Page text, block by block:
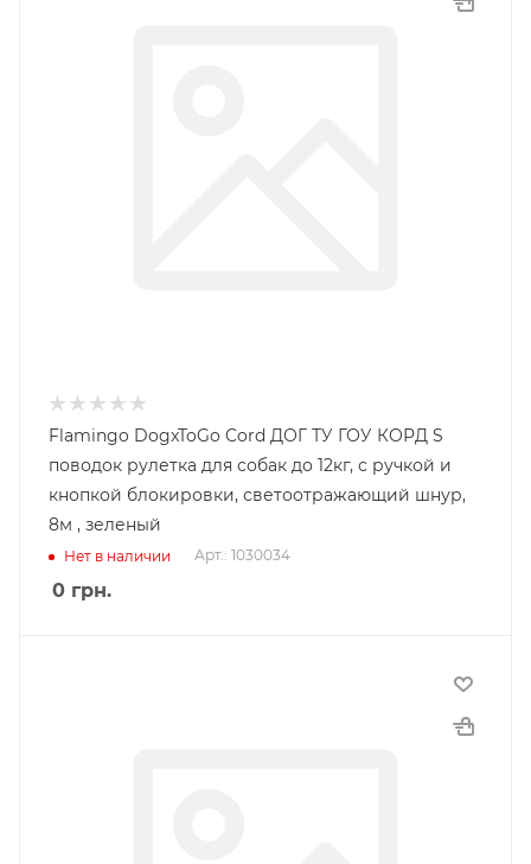
Flamingo DogxToGo Cord ДОГ ТУ ГОУ КОРД S
поводок рулетка для собак до 12кг, с ручкой и
кнопкой блокировки, светоотражающий шнур,
8м , зеленый
Нет в наличии Арт.: 1030034
0 грн.